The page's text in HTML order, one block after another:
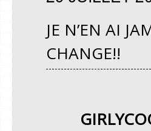
JE N’EN AI
CHANGE!!